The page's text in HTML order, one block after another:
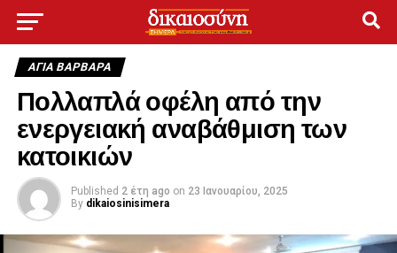
ΑΓΙΑ ΒΑΡΒΑΡΑ
Πολλαπλά οφέλη από την
ενεργειακή αναβάθμιση των
κατοικιών
Published 2 έτη ago on 23 Ιανουαρίου, 2025
By dikaiosinisimera